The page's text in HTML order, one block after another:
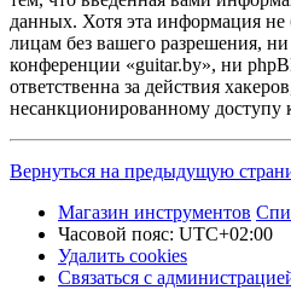
данных. Хотя эта информация не
лицам без вашего разрешения,
конференции «guitar.by», ни
ответственна за действия
несанкционированному доступу
Вернуться на предыдущую
Магазин инструментов
Часовой пояс: UTC+02:00
Удалить cookies
Связаться с